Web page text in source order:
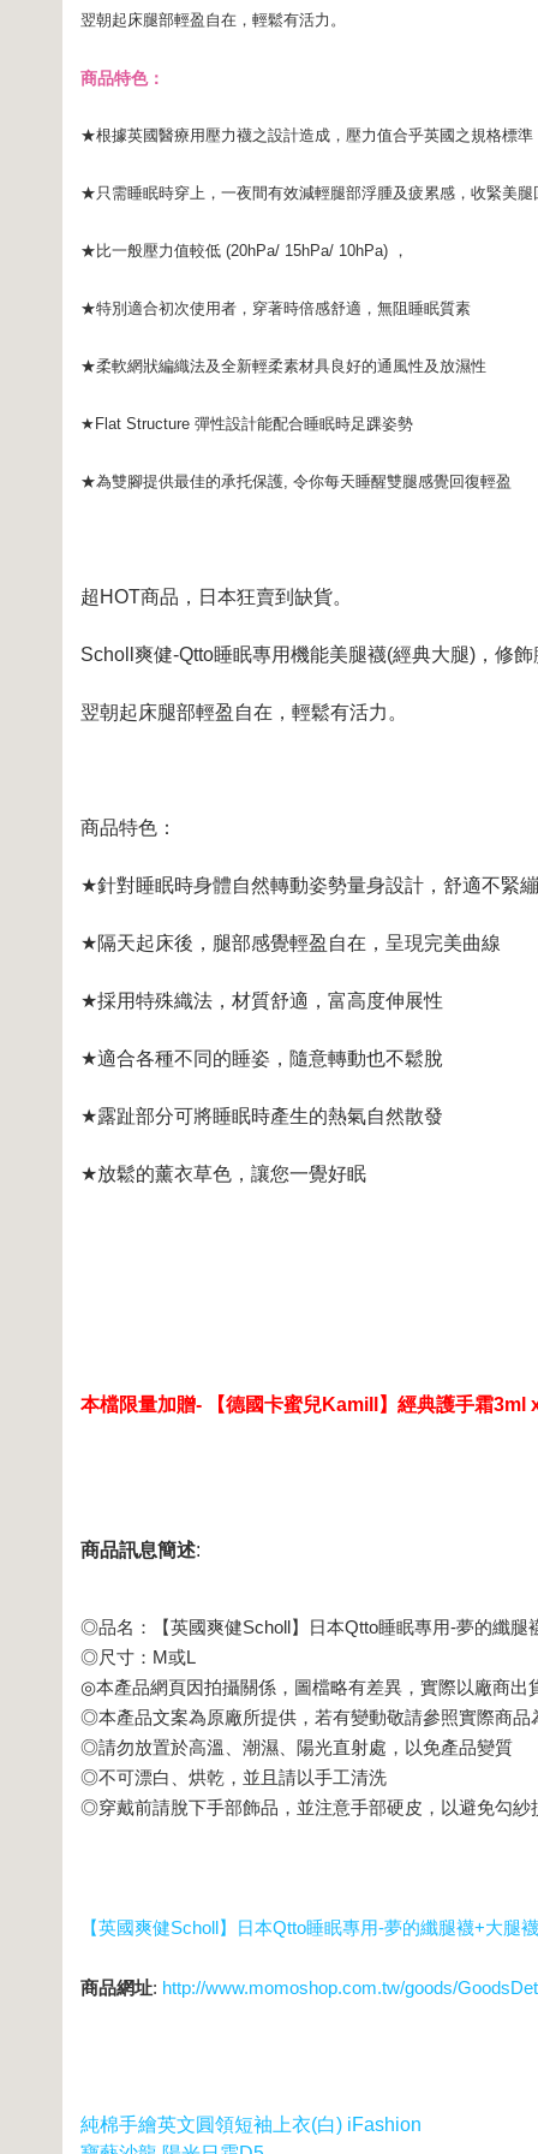
翌朝起床腿部輕盈自在，輕鬆有活力。
商品特色：
★根據英國醫療用壓力襪之設計造成，壓力值合乎英國之規格標準
★只需睡眠時穿上，一夜間有效減輕腿部浮腫及疲累感，收緊美腿
★比一般壓力值較低 (20hPa/ 15hPa/ 10hPa) ，
★特別適合初次使用者，穿著時倍感舒適，無阻睡眠質素
★柔軟網狀編織法及全新輕柔素材具良好的通風性及放濕性
★Flat Structure 彈性設計能配合睡眠時足踝姿勢
★為雙腳提供最佳的承托保護, 令你每天睡醒雙腿感覺回復輕盈
超 HOT商品，日本狂賣到缺貨。
Scholl 爽健-Qtto睡眠專用機能美腿襪(經典大腿) ，修
翌朝起床腿部輕盈自在，輕鬆有活力。
商品特色：
★針對睡眠時身體自然轉動姿勢量身設計，舒適不緊繃
★隔天起床後，腿部感覺輕盈自在，呈現完美曲線
★採用特殊織法，材質舒適，富高度伸展性
★適合各種不同的睡姿，隨意轉動也不鬆脫
★露趾部分可將睡眠時產生的熱氣自然散發
★放鬆的薰衣草色，讓您一覺好眠
本檔限量加贈- 【德國卡蜜兒Kamill】經典護手霜3ml
商品訊息簡述:
◎品名：【英國爽健Scholl】日本Qtto睡眠專用-夢的纖腿
◎尺寸：M或L
◎本產品網頁因拍攝關係，圖檔略有差異，實際以廠商出
◎本產品文案為原廠所提供，若有變動敬請參照實際商品
◎請勿放置於高溫、潮濕、陽光直射處，以免產品變質
◎不可漂白、烘乾，並且請以手工清洗
◎穿戴前請脫下手部飾品，並注意手部硬皮，以避免勾紗
【英國爽健Scholl】日本Qtto睡眠專用-夢的纖腿襪+大腿
商品網址: http://www.momoshop.com.tw/goods/
純棉手繪英文圓領短袖上衣(白) iFashion